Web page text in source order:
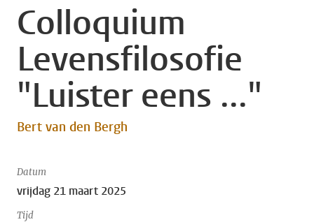
Colloquium
Levensfilosofie
"Luister eens ..."
Bert van den Bergh
Datum
vrijdag 21 maart 2025
Tijd